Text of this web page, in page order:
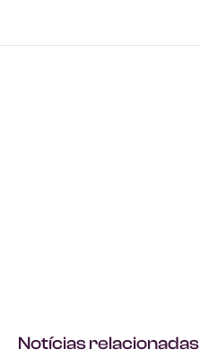
Notícias relacionadas